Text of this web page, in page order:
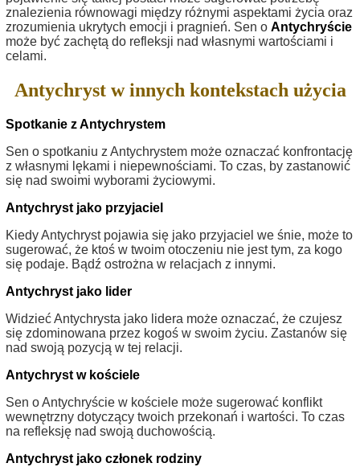
znalezienia równowagi między różnymi aspektami życia oraz
zrozumienia ukrytych emocji i pragnień. Sen o Antychryście
może być zachętą do refleksji nad własnymi wartościami i
celami.
Antychryst w innych kontekstach użycia
Spotkanie z Antychrystem
Sen o spotkaniu z Antychrystem może oznaczać konfrontację
z własnymi lękami i niepewnościami. To czas, by zastanowić
się nad swoimi wyborami życiowymi.
Antychryst jako przyjaciel
Kiedy Antychryst pojawia się jako przyjaciel we śnie, może to
sugerować, że ktoś w twoim otoczeniu nie jest tym, za kogo
się podaje. Bądź ostrożna w relacjach z innymi.
Antychryst jako lider
Widzieć Antychrysta jako lidera może oznaczać, że czujesz
się zdominowana przez kogoś w swoim życiu. Zastanów się
nad swoją pozycją w tej relacji.
Antychryst w kościele
Sen o Antychryście w kościele może sugerować konflikt
wewnętrzny dotyczący twoich przekonań i wartości. To czas
na refleksję nad swoją duchowością.
Antychryst jako członek rodziny